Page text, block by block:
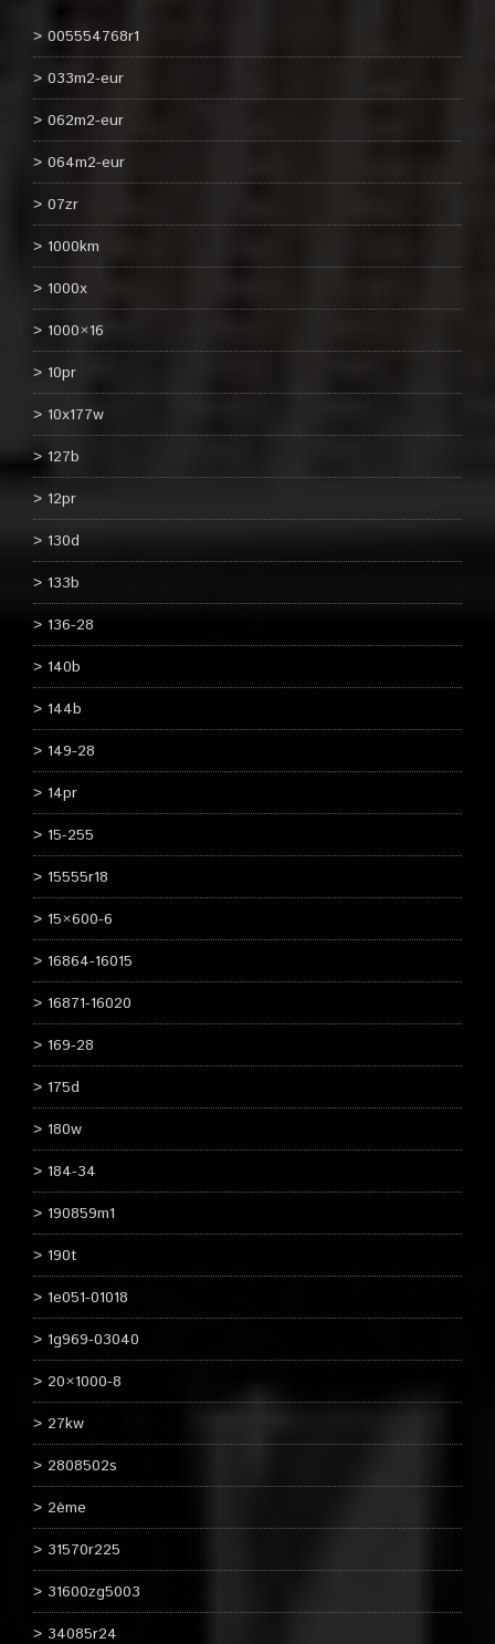
005554768r1
033m2-eur
062m2-eur
064m2-eur
07zr
1000km
1000x
1000×16
10pr
10x177w
127b
12pr
130d
133b
136-28
140b
144b
149-28
14pr
15-255
15555r18
15×600-6
16864-16015
16871-16020
169-28
175d
180w
184-34
190859m1
190t
1e051-01018
1g969-03040
20×1000-8
27kw
2808502s
2ème
31570r225
31600zg5003
34085r24